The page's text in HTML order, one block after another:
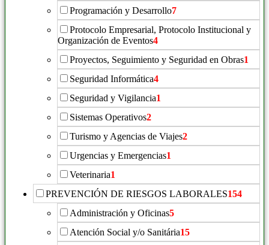
Programación y Desarrollo7
Protocolo Empresarial, Protocolo Institucional y
Organización de Eventos4
Proyectos, Seguimiento y Seguridad en Obras1
Seguridad Informática4
Seguridad y Vigilancia1
Sistemas Operativos2
Turismo y Agencias de Viajes2
Urgencias y Emergencias1
Veterinaria1
PREVENCIÓN DE RIESGOS LABORALES154
Administración y Oficinas5
Atención Social y/o Sanitária15